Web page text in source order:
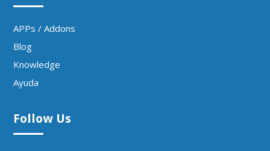
APPs / Addons
Blog
Knowledge
Ayuda
Follow Us